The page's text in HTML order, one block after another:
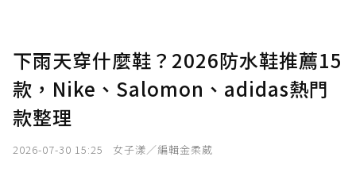
下雨天穿什麼鞋？2026防水鞋推薦15
款，Nike、Salomon、adidas熱門
款整理
2026-07-30 15:25 女子漾／編輯金柔葳